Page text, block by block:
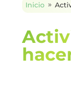
Inicio 9